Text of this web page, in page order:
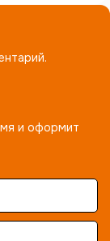
и оформит